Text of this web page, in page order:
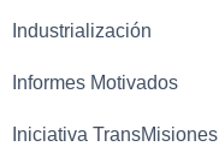
Industrialización
Informes Motivados
Iniciativa TransMisiones